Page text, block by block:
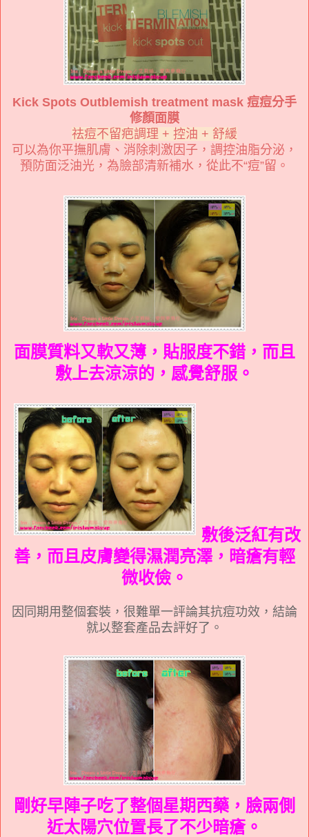
Kick Spots Outblemish treatment mask 痘痘分手
修顏面膜
祛痘不留疤調理 + 控油 + 舒緩
可以為你平撫肌膚、消除刺激因子，調控油脂分泌，
預防面泛油光，為臉部清新補水，從此不“痘”留。
面膜質料又軟又薄，貼服度不錯，而且
敷上去涼涼的，感覺舒服。
敷後泛紅有改
善，而且皮膚變得濕潤亮澤，暗瘡有輕
微收儉。
因同期用整個套裝，很難單一評論其抗痘功效，結論
就以整套產品去評好了。
剛好早陣子吃了整個星期西藥，臉兩側
近太陽穴位置長了不少暗瘡。